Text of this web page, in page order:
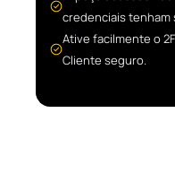
credenciais tenham
Ative facilmente o
Cliente seguro.